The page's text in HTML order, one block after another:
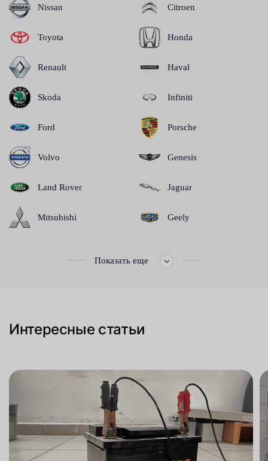
Nissan
Toyota
Renault
Skoda
Ford
Volvo
Land Rover
Mitsubishi
Citroen
Honda
Haval
Infiniti
Porsche
Genesis
Jaguar
Geely
Показать еще
Интересные статьи